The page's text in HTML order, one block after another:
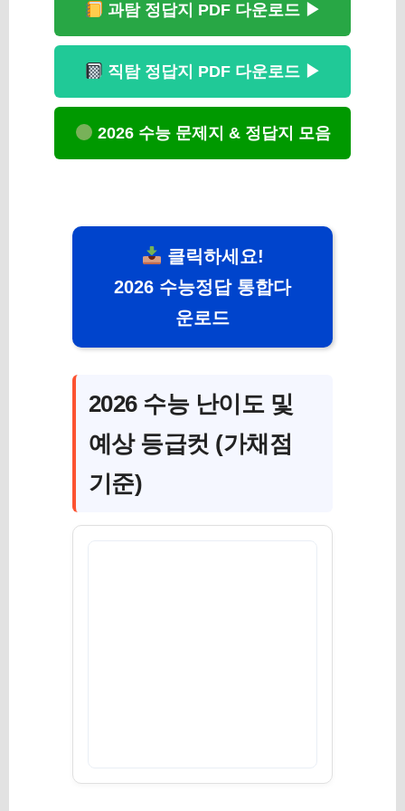
과탐 정답지 PDF 다운로드 ▶
직탐 정답지 PDF 다운로드 ▶
2026 수능 문제지 & 정답지 모음
클릭하세요!
2026 수능정답 통합다
운로드
2026 수능 난이도 및
예상 등급컷 (가채점
기준)